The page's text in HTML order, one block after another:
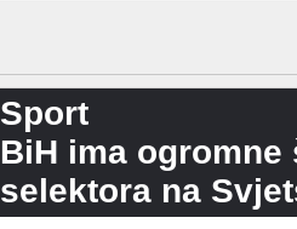
Sport
BiH ima
selektora na